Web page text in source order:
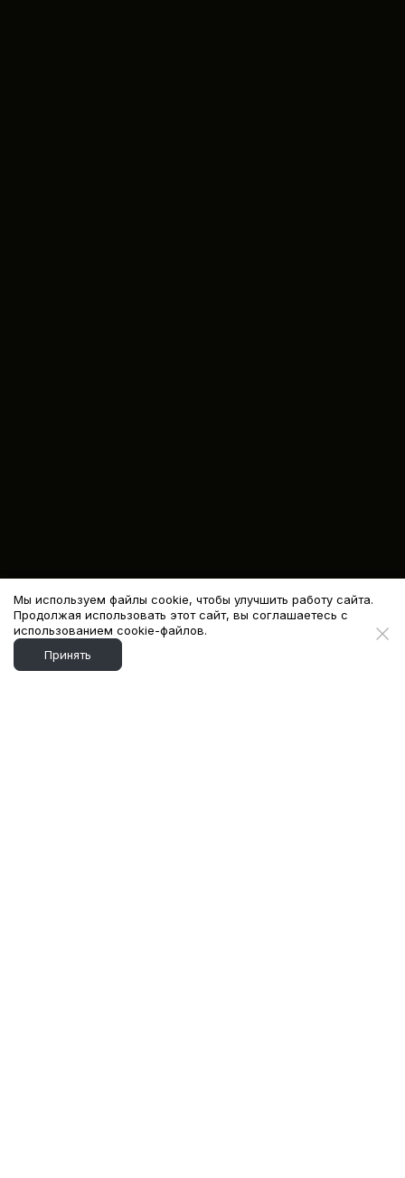
Мы используем файлы cookie, чтобы улучшить работу сайта.
Продолжая использовать этот сайт, вы соглашаетесь с
использованием cookie-файлов.
Принять